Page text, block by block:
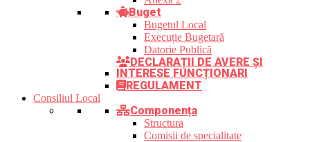
Buget
Bugetul Local
Execuție Bugetară
Datorie Publică
DECLARAȚII DE AVERE ȘI
INTERESE FUNCȚIONARI
REGULAMENT
Consiliul Local
Componența
Structura
Comisii de specialitate